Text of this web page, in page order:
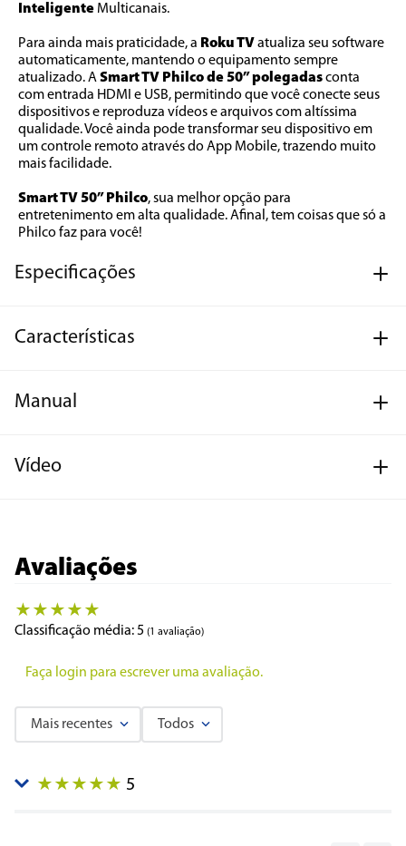
Inteligente Multicanais.
Para ainda mais praticidade, a Roku TV atualiza seu software
automaticamente, mantendo o equipamento sempre
atualizado. A Smart TV Philco de 50” polegadas conta
com entrada HDMI e USB, permitindo que você conecte seus
dispositivos e reproduza vídeos e arquivos com altíssima
qualidade. Você ainda pode transformar seu dispositivo em
um controle remoto através do App Mobile, trazendo muito
mais facilidade.
Smart TV 50” Philco, sua melhor opção para
entretenimento em alta qualidade. Afinal, tem coisas que só a
Philco faz para você!
Especificações
Características
Manual
Vídeo
Avaliações
★ ★ ★ ★ ★
Classificação média: 5 (1 avaliação)
Faça login para escrever uma avaliação.
Mais recentes Todos
★ ★ ★ ★ ★ 5